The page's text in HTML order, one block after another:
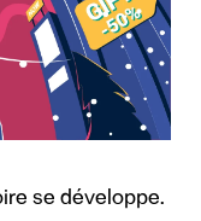
se développe.